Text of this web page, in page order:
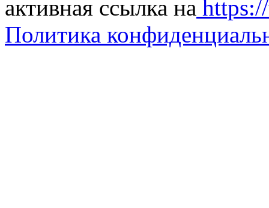
активная ссылка на
Политика